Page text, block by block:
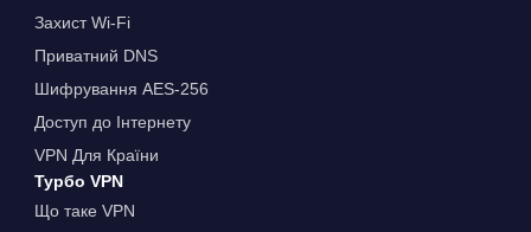
Захист Wi-Fi
Приватний DNS
Шифрування AES-256
Доступ до Інтернету
VPN Для Країни
Турбо VPN
Що таке VPN